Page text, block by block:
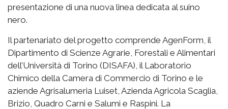
presentazione di una nuova linea dedicata al suino
nero.
Il partenariato del progetto comprende AgenForm, il
Dipartimento di Scienze Agrarie, Forestali e Alimentari
dell’Università di Torino (DISAFA), il Laboratorio
Chimico della Camera di Commercio di Torino e le
aziende Agrisalumeria Luiset, Azienda Agricola Scaglia,
Brizio, Quadro Carni e Salumi e Raspini. La